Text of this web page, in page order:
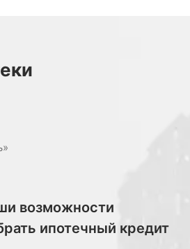
быстрым и
AK Horizon — это гораздо
дома у моря. Это
впечатления от
и обещает значительное
возможности
ипотечный кредит